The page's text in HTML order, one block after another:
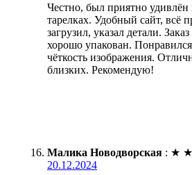
Честно, был приятно удивлён
тарелках. Удобный сайт, всё
загрузил, указал детали.
хорошо упакован.
чёткость изображения.
близких. Рекомендую!
Малика Новодворская : ★ ★
20.12.2024